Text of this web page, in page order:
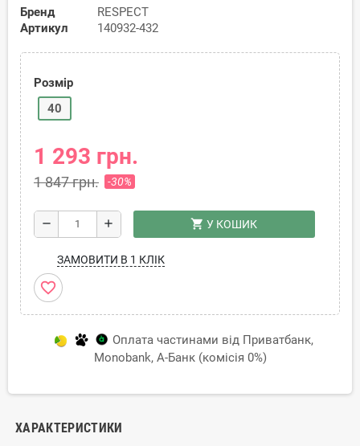
Бренд
RESPECT
Артикул
140932-432
Розмір
40
1 293 грн.
1 847 грн. -30%
remove add shopping_cart У КОШИК
ЗАМОВИТИ В 1 КЛІК
favorite_border
Оплата частинами від Приватбанк,
Monobank, А-Банк (комісія 0%)
ХАРАКТЕРИСТИКИ